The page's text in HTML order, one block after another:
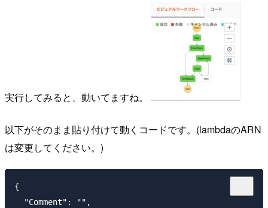
実行してみると、動いてますね。
以下がそのまま貼り付けて動くコードです。(lambdaのARN
は変更してください。)
{
  "Comment": "",